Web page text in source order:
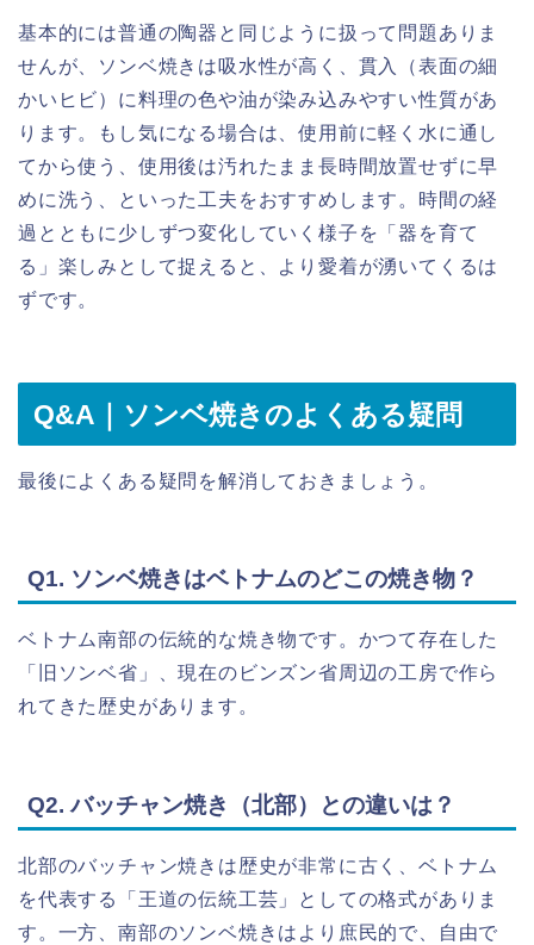
基本的には普通の陶器と同じように扱って問題ありま
せんが、ソンベ焼きは吸水性が高く、貫入（表面の細
かいヒビ）に料理の色や油が染み込みやすい性質があ
ります。もし気になる場合は、使用前に軽く水に通し
てから使う、使用後は汚れたまま長時間放置せずに早
めに洗う、といった工夫をおすすめします。時間の経
過とともに少しずつ変化していく様子を「器を育て
る」楽しみとして捉えると、より愛着が湧いてくるは
ずです。
Q&A｜ソンベ焼きのよくある疑問
最後によくある疑問を解消しておきましょう。
Q1. ソンベ焼きはベトナムのどこの焼き物？
ベトナム南部の伝統的な焼き物です。かつて存在した
「旧ソンベ省」、現在のビンズン省周辺の工房で作ら
れてきた歴史があります。
Q2. バッチャン焼き（北部）との違いは？
北部のバッチャン焼きは歴史が非常に古く、ベトナム
を代表する「王道の伝統工芸」としての格式がありま
す。一方、南部のソンベ焼きはより庶民的で、自由で